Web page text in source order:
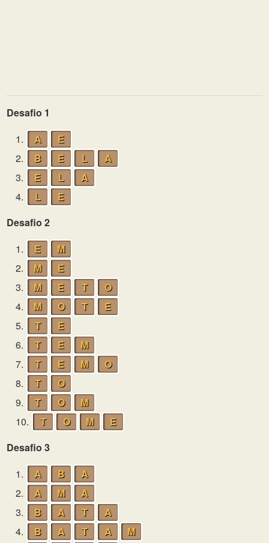
Desafio 1
1.
A
E
2.
B E L
A
3.
E L
A
4.
L
E
Desafio 2
1.
E
M
2.
M
E
3.
M E T
O
4.
M O T
E
5.
T
E
6.
T E
M
7.
T E M
O
8.
T
O
9.
T O
M
10.
T O M
E
Desafio 3
1.
A B
A
2.
A M
A
3.
B A T
A
4.
B A T A
M